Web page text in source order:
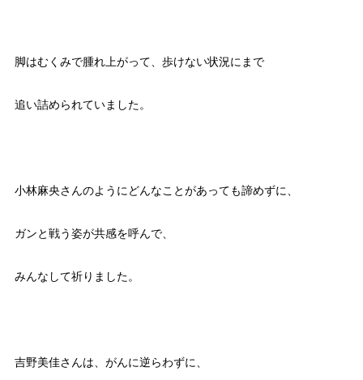
脚はむくみで腫れ上がって、歩けない状況にまで
追い詰められていました。
小林麻央さんのようにどんなことがあっても諦めずに、
ガンと戦う姿が共感を呼んで、
みんなして祈りました。
吉野美佳さんは、がんに逆らわずに、